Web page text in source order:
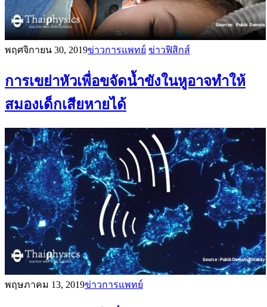
พฤศจิกายน 30, 2019ข่าวการแพทย์ ข่าวฟิสิกส์
การเขย่าหัวเพื่อขจัดน้ำขังในหูอาจทำให้
สมองเด็กเสียหายได้
พฤษภาคม 13, 2019ข่าวการแพทย์